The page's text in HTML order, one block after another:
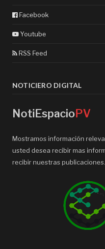
Facebook
Youtube
RSS Feed
NOTICIERO DIGITAL
NotiEspacioPV
Mostramos información
usted desea recibir mas
recibir nuestras publicaciones.